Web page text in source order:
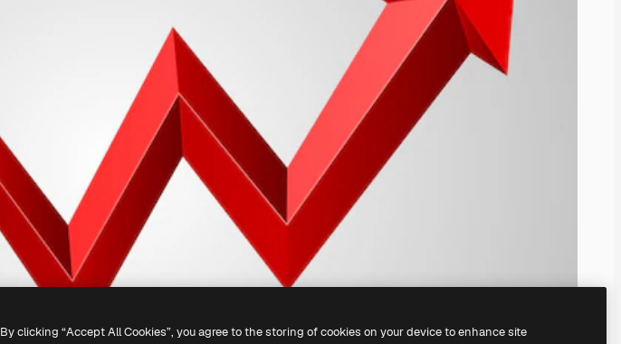
By clicking “Accept All Cookies”, you agree to the storing of cookies on your device to enhance site